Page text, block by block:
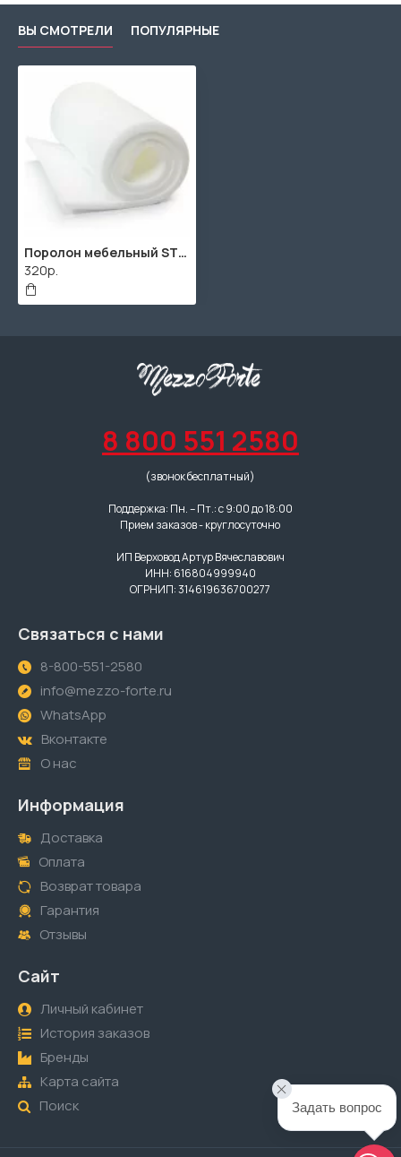
ВЫ СМОТРЕЛИ ПОПУЛЯРНЫЕ
Поролон мебельный ST2236 10мм (2000x1000x10мм)
320р.
8 800 551 2580
(звонок бесплатный)
Поддержка: Пн. – Пт.: с 9:00 до 18:00
Прием заказов - круглосуточно
ИП Верховод Артур Вячеславович
ИНН: 616804999940
ОГРНИП: 314619636700277
Связаться с нами
8-800-551-2580
info@mezzo-forte.ru
WhatsApp
Вконтакте
О нас
Информация
Доставка
Оплата
Возврат товара
Гарантия
Отзывы
Сайт
Личный кабинет
История заказов
Бренды
Карта сайта
Поиск
Задать вопрос